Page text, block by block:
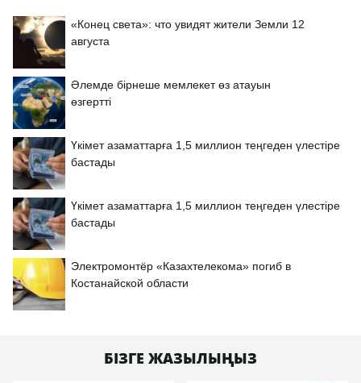
«Конец света»: что увидят жители Земли 12
августа
Әлемде бірнеше мемлекет өз атауын
өзгертті
Үкімет азаматтарға 1,5 миллион теңгеден үлестіре
бастады
Үкімет азаматтарға 1,5 миллион теңгеден үлестіре
бастады
Электромонтёр «Казахтелекома» погиб в
Костанайской области
БІЗГЕ ЖАЗЫЛЫҢЫЗ